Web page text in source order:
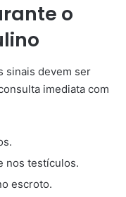
o
sinais devem ser
imediata com
nos testículos.
escroto.